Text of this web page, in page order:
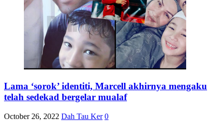
Lama ‘sorok’ identiti, Marcell akhirnya mengaku
telah sedekad bergelar mualaf
October 26, 2022 Dah Tau Ker 0